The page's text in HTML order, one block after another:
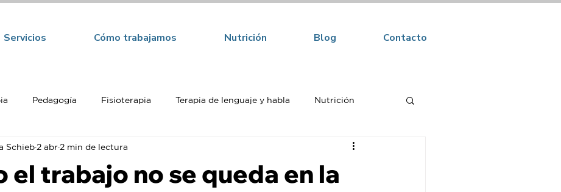
Servicios Cómo trabajamos Nutrición Blog Contacto
Pedagogía Fisioterapia Terapia de lenguaje y habla Nutrición
el trabajo no se queda en la
Schieb 2 abr 2 min de lectura